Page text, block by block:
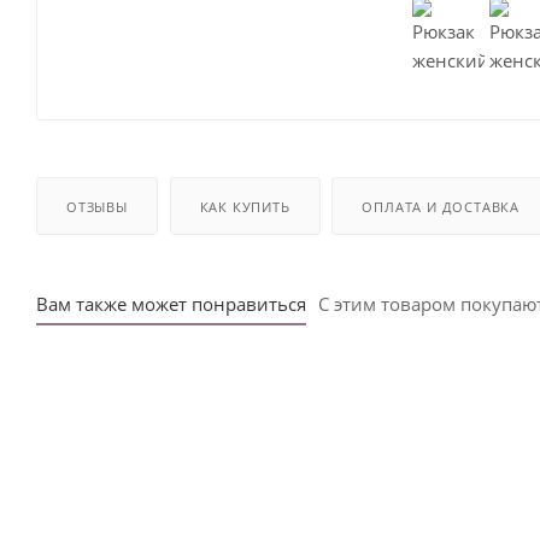
ОТЗЫВЫ КАК КУПИТЬ ОПЛАТА И ДОСТАВКА
Вам также может понравиться С этим товаром